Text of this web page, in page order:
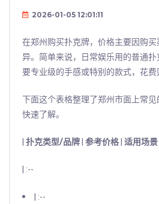
2026-01-05 12:01:11
在郑州购买扑克牌，价格主要因购
异。简单来说，日常娱乐用的普通
要专业级的手感或特别的款式，花费
下面这个表格整理了郑州市面上常
快速了解。
|扑克类型/品牌|参考价格|适用场景
| :--
| :--